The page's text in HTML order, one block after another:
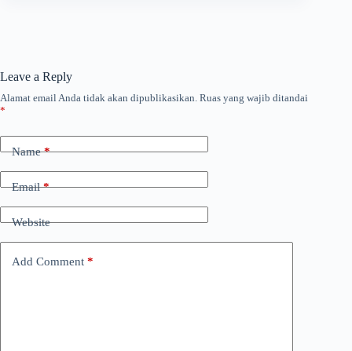
Leave a Reply
Alamat email Anda tidak akan dipublikasikan. Ruas yang wajib ditandai
*
Name*
Email*
Website
Add Comment *